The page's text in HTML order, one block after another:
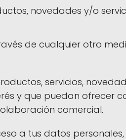
novedades y/o
de cualquier otro
servicios,
y que puedan ofrecer
comercial.
a tus datos